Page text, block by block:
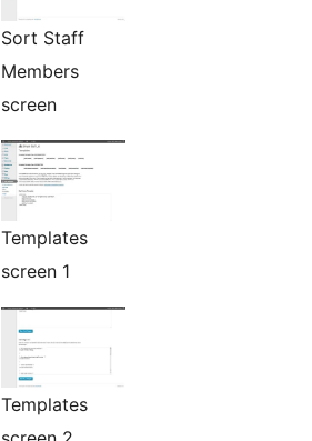
Sort Staff
Members
screen
Templates
screen 1
Templates